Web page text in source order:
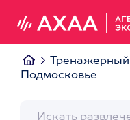
Подмосковье